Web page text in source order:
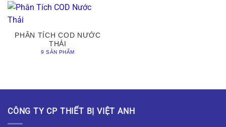
PHÂN TÍCH COD NƯỚC
THẢI
9 SẢN PHẨM
CÔNG TY CP THIẾT BỊ VIỆT ANH